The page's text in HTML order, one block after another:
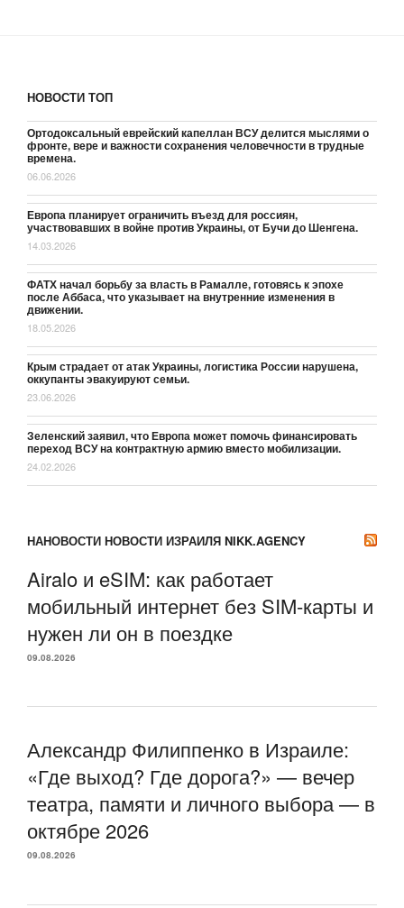
НОВОСТИ ТОП
Ортодоксальный еврейский капеллан ВСУ делится мыслями о
фронте, вере и важности сохранения человечности в трудные
времена.
06.06.2026
Европа планирует ограничить въезд для россиян,
участвовавших в войне против Украины, от Бучи до Шенгена.
14.03.2026
ФАТХ начал борьбу за власть в Рамалле, готовясь к эпохе
после Аббаса, что указывает на внутренние изменения в
движении.
18.05.2026
Крым страдает от атак Украины, логистика России нарушена,
оккупанты эвакуируют семьи.
23.06.2026
Зеленский заявил, что Европа может помочь финансировать
переход ВСУ на контрактную армию вместо мобилизации.
24.02.2026
НАНОВОСТИ НОВОСТИ ИЗРАИЛЯ NIKK.AGENCY
Airalo и eSIM: как работает
мобильный интернет без SIM-карты и
нужен ли он в поездке
09.08.2026
Александр Филиппенко в Израиле:
«Где выход? Где дорога?» — вечер
театра, памяти и личного выбора — в
октябре 2026
09.08.2026